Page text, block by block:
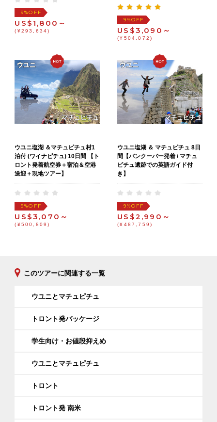
9%OFF
US$1,800～
(¥293,634)
9%OFF
US$3,090～
(¥504,072)
ウユニ塩湖 ＆マチュピチュ村1
泊付 (ワイナピチュ) 10日間 【ト
ロント発着航空券＋宿泊＆空港
送迎＋現地ツアー】
9%OFF
US$3,070～
(¥500,809)
ウユニ塩湖 ＆ マチュピチュ 8日
間【バンクーバー発着 / マチュ
ピチュ遺跡での英語ガイド付
き】
9%OFF
US$2,990～
(¥487,759)
このツアーに関連する一覧
ウユニとマチュピチュ
トロント発パッケージ
学生向け・お値段抑えめ
ウユニとマチュピチュ
トロント
トロント発 南米